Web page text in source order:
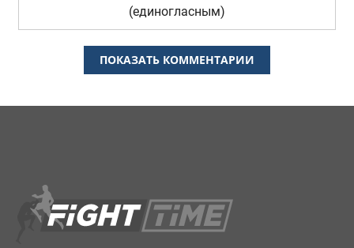
(единогласным)
ПОКАЗАТЬ КОММЕНТАРИИ